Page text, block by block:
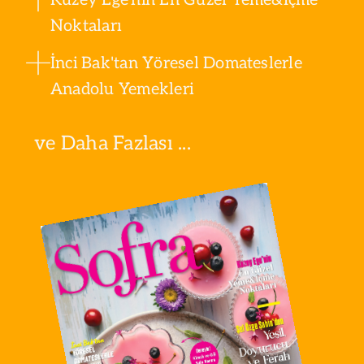
Noktaları
İnci Bak'tan Yöresel Domateslerle
Anadolu Yemekleri
ve Daha Fazlası ...